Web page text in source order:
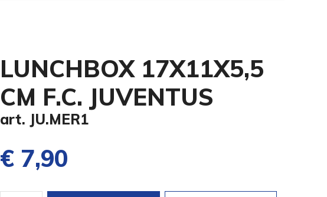
LUNCHBOX 17X11X5,5
CM F.C. JUVENTUS
art. JU.MER1
€ 7,90